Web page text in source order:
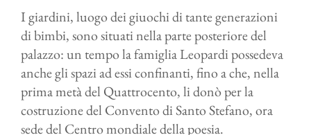
I giardini, luogo dei giuochi di tante generazioni
di bimbi, sono situati nella parte posteriore del
palazzo: un tempo la famiglia Leopardi possedeva
anche gli spazi ad essi confinanti, fino a che, nella
prima metà del Quattrocento, li donò per la
costruzione del Convento di Santo Stefano, ora
sede del Centro mondiale della poesia.